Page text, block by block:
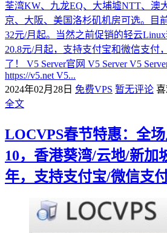
荃湾KW、九龙EQ、大埔墟NTT、澳
京、大阪、美国洛杉矶机房可选。目
32元/月起。当然之前促销的轻云Linux
20.8元/月起，支持支付宝和微信支付
了！ V5 Server官网 V5 Server V5
https://v5.net V5...
2024年02月28日 免费VPS 暂无评论
全文
LOCVPS春节特惠：全
10，香港葵湾/云地/新加
年，支持支付宝/微信支